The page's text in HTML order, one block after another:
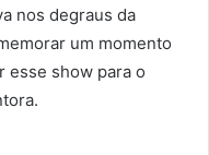
nos degraus da
um momento
esse show para o